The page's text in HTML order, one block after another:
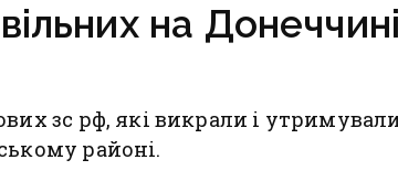
на Донеччині
зс рф, які викрали і
районі.